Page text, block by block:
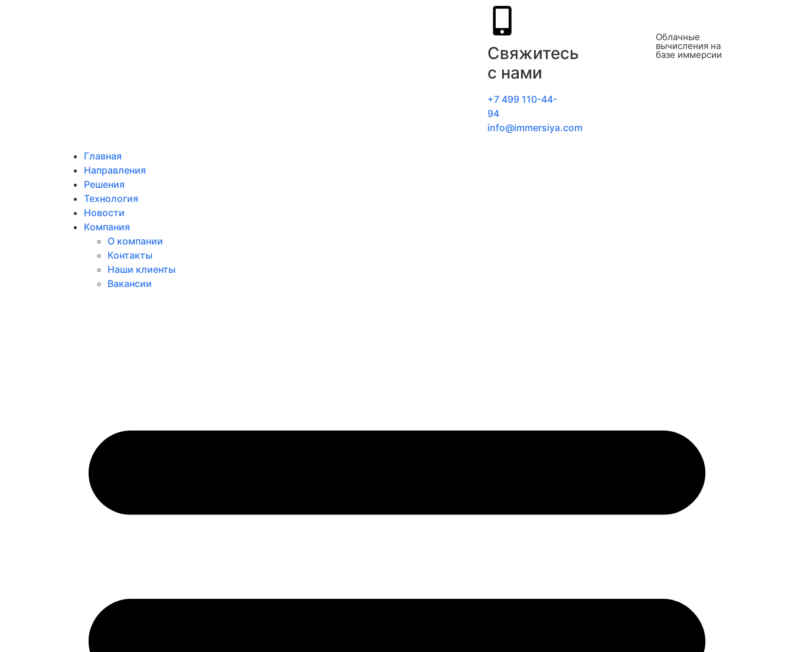
Свяжитесь
с нами
+7 499 110-44-
94
info@immersiya.com
Облачные
вычисления на
базе иммерсии
Главная
Направления
Решения
Технология
Новости
Компания
О компании
Контакты
Наши клиенты
Вакансии